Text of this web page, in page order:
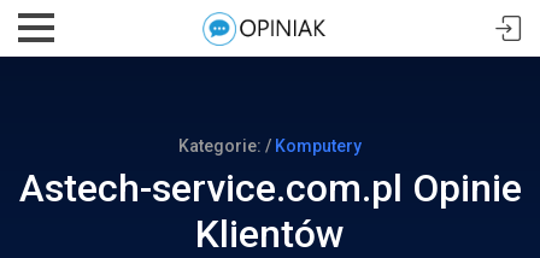
Kategorie: / Komputery
Astech-service.com.pl Opinie
Klientów